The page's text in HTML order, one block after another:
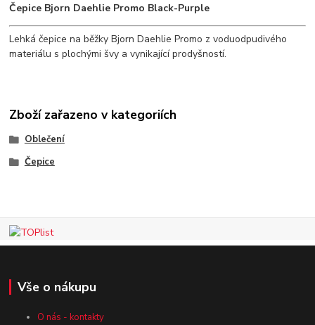
Čepice Bjorn Daehlie Promo Black-Purple
Lehká čepice na běžky Bjorn Daehlie Promo z voduodpudivého
materiálu s plochými švy a vynikající prodyšností.
Zboží zařazeno v kategoriích
Oblečení
Čepice
Vše o nákupu
O nás - kontakty